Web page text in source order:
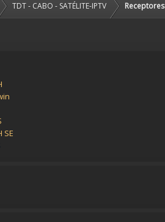
TDT - CABO - SATÉLITE-IPTV Receptores
SE